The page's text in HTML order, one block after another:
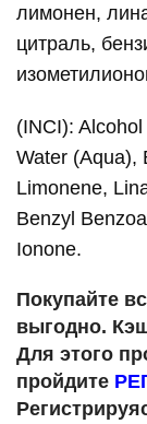
лимонен,
цитраль,
(INCI):
Water (Aqua),
Limonene,
Benzyl
Ionone.
Покупайте
выгодно.
Для этого
пройдите